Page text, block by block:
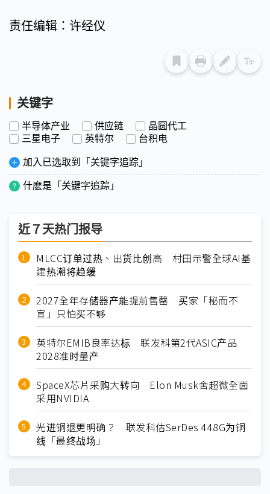
责任编辑：许经仪
关键字
半导体产业 供应链
晶圆代工
三星电子
英特尔 台积电
加入已选取到「关键字追踪」
什麽是「关键字追踪」
近７天热门报导
MLCC订单过热、出货比创高 村田示警全球AI基
建热潮将趋缓
2027全年存储器产能提前售罄 买家「秘而不
宣」只怕买不够
英特尔EMIB良率达标 联发科第2代ASIC产品
2028准时量产
SpaceX芯片采购大转向 Elon Musk舍超微全面
采用NVIDIA
光进铜退更明确？ 联发科估SerDes 448G为铜
线「最终战场」